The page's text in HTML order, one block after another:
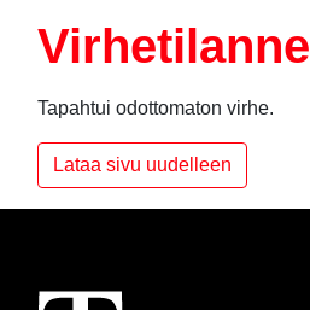
Virhetilanne
Tapahtui odottomaton virhe.
Lataa sivu uudelleen